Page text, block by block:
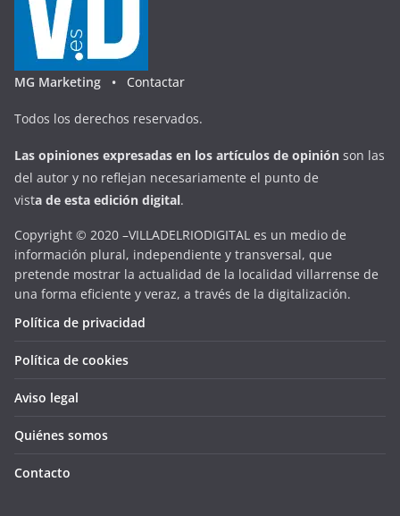
MG Marketing • Contactar
Todos los derechos reservados.
Las opiniones expresadas en los artículos de opinión son las
del autor y no reflejan necesariamente el punto de
vista de esta edición digital.
Copyright © 2020 –VILLADELRIODIGITAL es un medio de
información plural, independiente y transversal, que
pretende mostrar la actualidad de la localidad villarrense de
una forma eficiente y veraz, a través de la digitalización.
Política de privacidad
Política de cookies
Aviso legal
Quiénes somos
Contacto